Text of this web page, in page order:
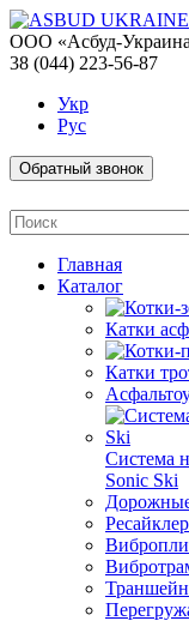
ООО «Асбуд-
38 (044) 223-56-87
Укр
Рус
Обратный звонок
Главная
Каталог
Катки
Катки
Система
Sonic Ski